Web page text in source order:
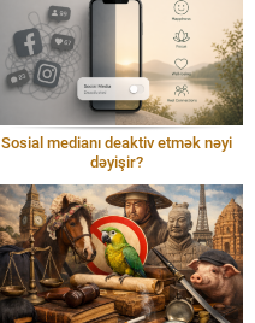
Sosial medianı deaktiv etmək nəyi
dəyişir?